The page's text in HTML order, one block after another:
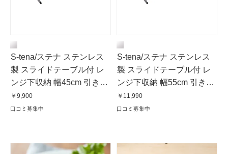
S-tena/ステナ ステンレス
製 スライドテーブル付 レ
ンジ下収納 幅45cm 引き出
し無し
￥9,900
口コミ募集中
S-tena/ステナ ステンレス
製 スライドテーブル付 レ
ンジ下収納 幅55cm 引き出
し無し
￥11,990
口コミ募集中